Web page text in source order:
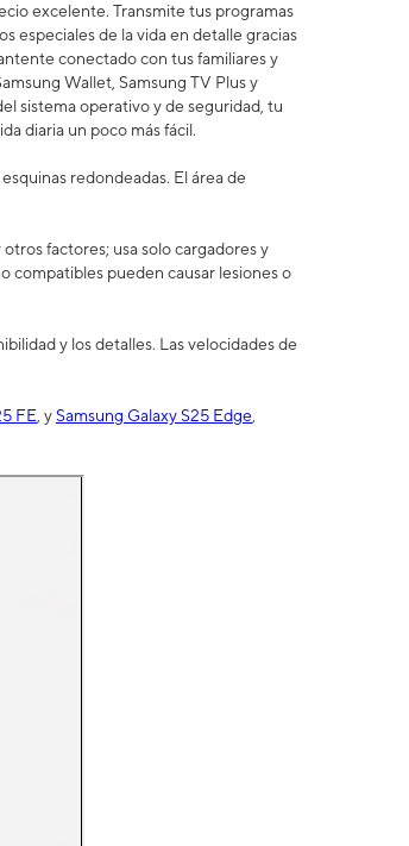
excelente. Transmite tus programas
especiales de la vida en detalle gracias
conectado con tus familiares y
Wallet, Samsung TV Plus y
sistema operativo y de seguridad, tu
diaria un poco más fácil.
redondeadas. El área de
factores; usa solo cargadores y
compatibles pueden causar lesiones o
y los detalles. Las velocidades de
FE , ySamsung Galaxy S25 Edge